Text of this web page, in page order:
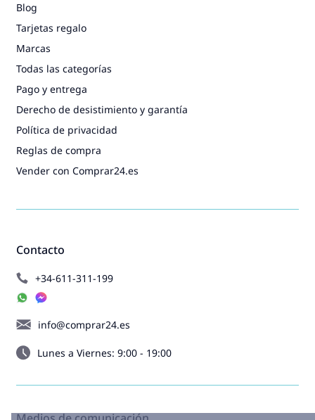
Contacto
+34-611-311-199
info@comprar24.es
Lunes a Viernes: 9:00 - 19:00
Blog
Tarjetas regalo
Marcas
Todas las categorías
Pago y entrega
Derecho de desistimiento y garantía
Política de privacidad
Reglas de compra
Vender con Comprar24.es